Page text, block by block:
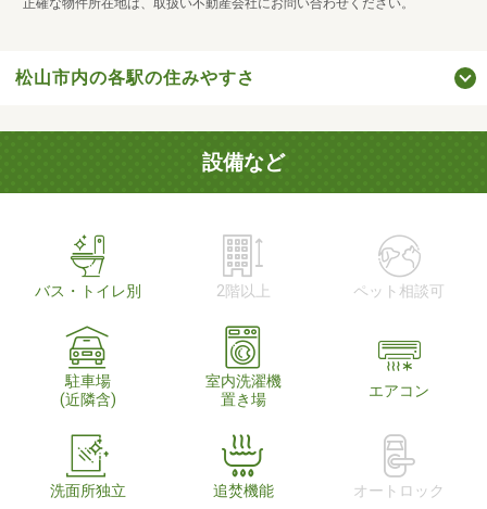
正確な物件所在地は、取扱い不動産会社にお問い合わせください。
松山市内の各駅の住みやすさ
設備など
バス・トイレ別 2階以上 ペット相談可
駐車場
(近隣含)
室内洗濯機
置き場
エアコン
洗面所独立 追焚機能 オートロック